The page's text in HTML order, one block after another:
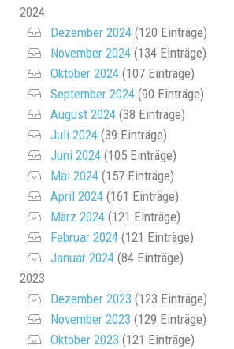
2024
Dezember 2024 (120 Einträge)
November 2024 (134 Einträge)
Oktober 2024 (107 Einträge)
September 2024 (90 Einträge)
August 2024 (38 Einträge)
Juli 2024 (39 Einträge)
Juni 2024 (105 Einträge)
Mai 2024 (157 Einträge)
April 2024 (161 Einträge)
März 2024 (121 Einträge)
Februar 2024 (121 Einträge)
Januar 2024 (84 Einträge)
2023
Dezember 2023 (123 Einträge)
November 2023 (129 Einträge)
Oktober 2023 (121 Einträge)